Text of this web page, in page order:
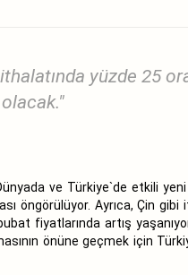
yüzde 25
ve Türkiye`de etkili
öngörülüyor. Ayrıca, Çin
fiyatlarında artış
önüne geçmek için